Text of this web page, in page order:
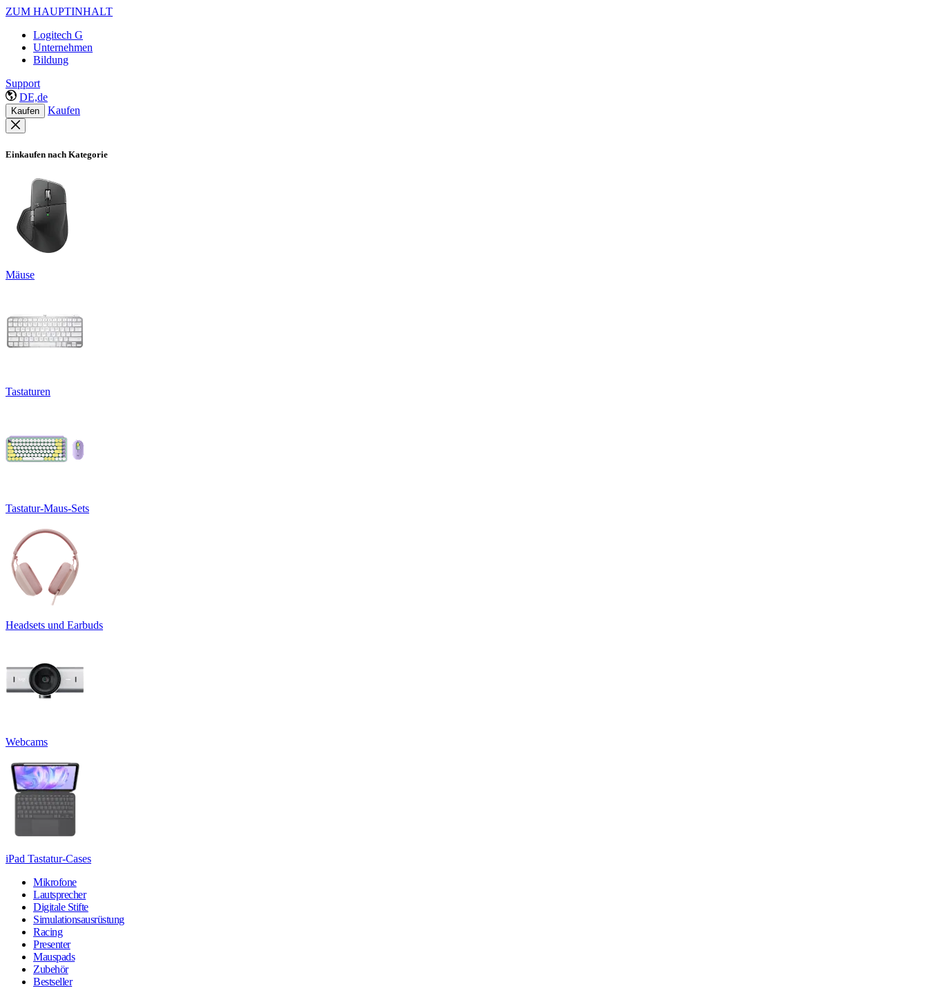
ZUM HAUPTINHALT
Logitech G
Unternehmen
Bildung
Support
DE,de
Kaufen Kaufen
Einkaufen nach Kategorie
Mäuse
Tastaturen
Tastatur-Maus-Sets
Headsets und Earbuds
Webcams
iPad Tastatur-Cases
Mikrofone
Lautsprecher
Digitale Stifte
Simulationsausrüstung
Racing
Presenter
Mauspads
Zubehör
Bestseller